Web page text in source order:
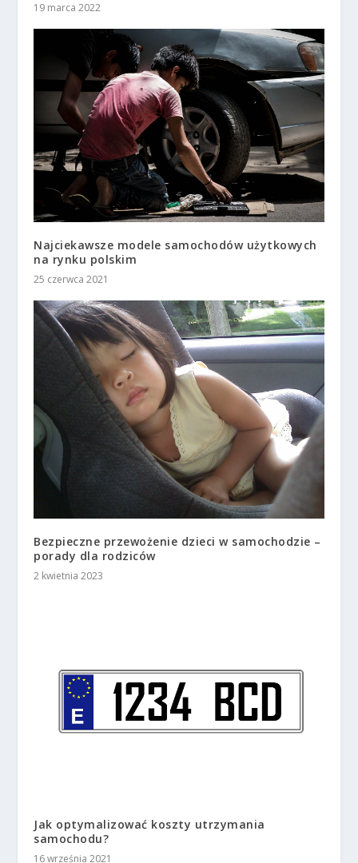
19 marca 2022
Najciekawsze modele samochodów użytkowych
na rynku polskim
25 czerwca 2021
Bezpieczne przewożenie dzieci w samochodzie –
porady dla rodziców
2 kwietnia 2023
Jak optymalizować koszty utrzymania
samochodu?
16 września 2021